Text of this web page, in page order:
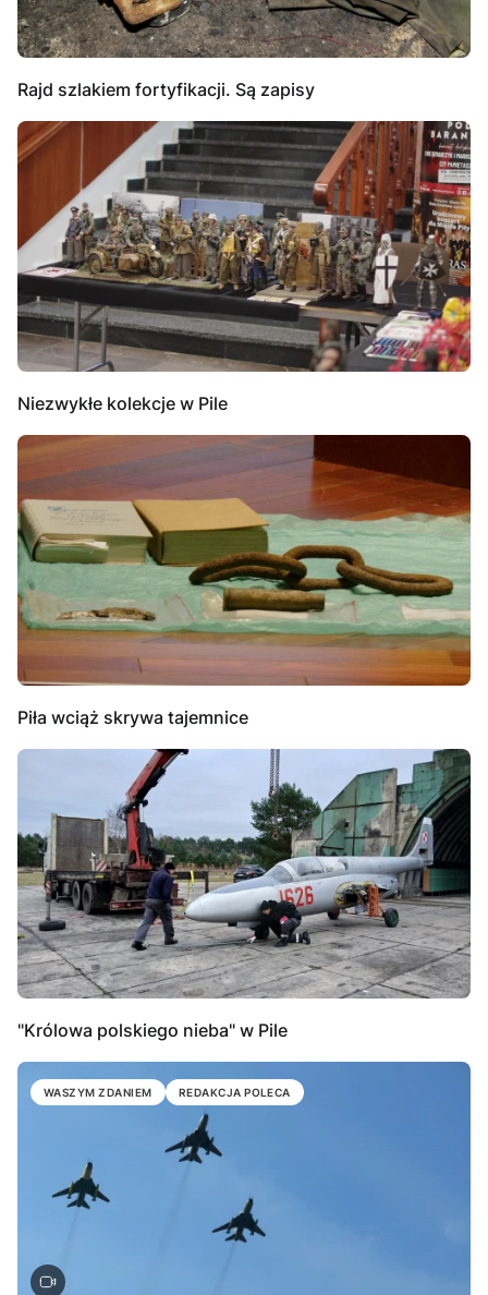
Rajd szlakiem fortyfikacji. Są zapisy
Niezwykłe kolekcje w Pile
Piła wciąż skrywa tajemnice
"Królowa polskiego nieba" w Pile
WASZYM ZDANIEM REDAKCJA POLECA